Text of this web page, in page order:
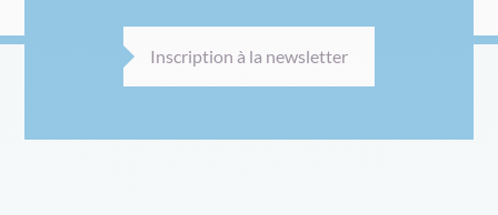
Inscription à la newsletter